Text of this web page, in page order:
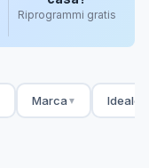
Riprogrammi gratis
Marca ▼ Ideale